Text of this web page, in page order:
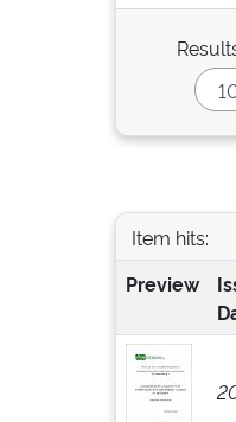
Item hits:
Preview